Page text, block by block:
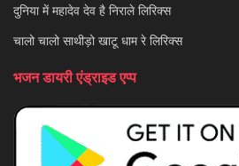
दुनिया में महादेव देव है निराले लिरिक्स
चालो चालो साथीड़ो खाटू धाम रे लिरिक्स
भजन डायरी एंड्राइड एप्प